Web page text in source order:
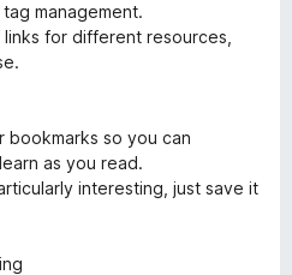
management.
for different resources,
bookmarks so you can
as you read.
interesting, just save it